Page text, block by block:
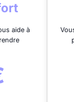
aide à